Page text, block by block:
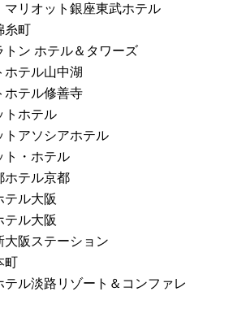
マリオット銀座東武ホテル
糸町
トン ホテル＆タワーズ
ホテル山中湖
ホテル修善寺
トホテル
トアソシアホテル
ト・ホテル
ホテル京都
テル大阪
テル大阪
大阪ステーション
町
テル淡路リゾート＆コンファレ